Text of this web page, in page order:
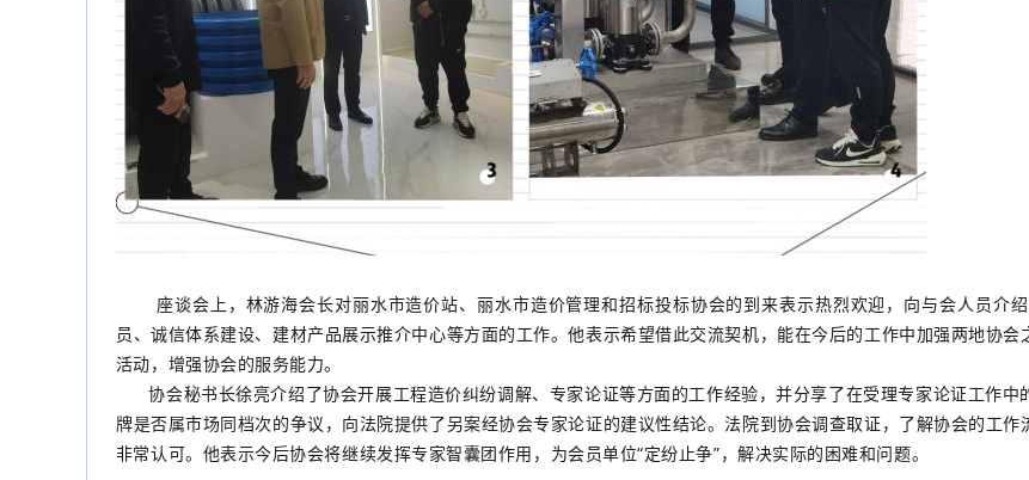
座谈会上，林游海会长对丽水市造价站、丽水市造价管理和招标投标协会的到来表示热烈欢迎，向与会人员介
员、诚信体系建设、建材产品展示推介中心等方面的工作。他表示希望借此交流契机，能在今后的工作中加强两地协
活动，增强协会的服务能力。
协会秘书长徐亮介绍了协会开展工程造价纠纷调解、专家论证等方面的工作经验，并分享了在受理专家论证工作中
牌是否属市场同档次的争议，向法院提供了另案经协会专家论证的建议性结论。法院到协会调查取证，了解协会的工
非常认可。他表示今后协会将继续发挥专家智囊团作用，为会员单位“定纷止争”，解决实际的困难和问题。